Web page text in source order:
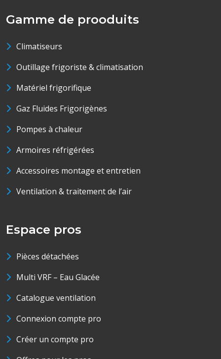
Gamme de prooduits
Climatiseurs
Outillage frigoriste & climatisation
Matériel frigorifique
Gaz Fluides Frigorigènes
Pompes à chaleur
Armoires réfrigérées
Accessoires montage et entretien
Ventilation & traitement de l’air
Espace pros
Pièces détachées
Multi VRF – Eau Glacée
Catalogue ventilation
Connexion compte pro
Créer un compte pro